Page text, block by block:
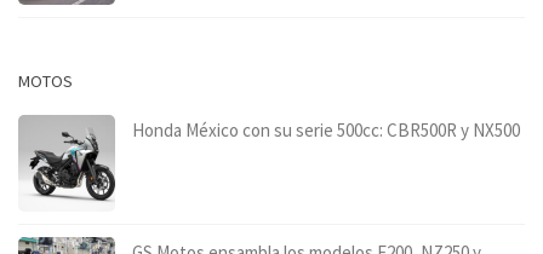
MOTOS
Honda México con su serie 500cc: CBR500R y NX500